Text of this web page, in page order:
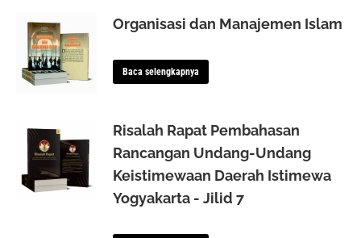
Organisasi dan Manajemen Islam
Baca selengkapnya
Risalah Rapat Pembahasan
Rancangan Undang-Undang
Keistimewaan Daerah Istimewa
Yogyakarta - Jilid 7